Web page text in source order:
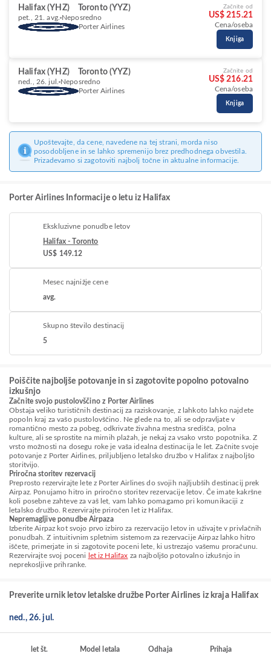
Halifax (YHZ) Toronto (YYZ)
pet., 21. avg. Neposredno
Porter Airlines
Začnite od
US$ 215.21
Cena/oseba
Knjiga
Halifax (YHZ) Toronto (YYZ)
ned., 26. jul.
Neposredno
Porter Airlines
Začnite od
US$ 216.21
Cena/oseba
Knjiga
Upoštevajte, da cene, navedene na tej strani, morda niso
posodobljene in se lahko spremenijo brez predhodnega obvestila.
Prizadevamo si zagotoviti najbolj točne in aktualne informacije.
Porter Airlines Informacije o letu iz Halifax
Ekskluzivne ponudbe letov
Halifax - Toronto
US$ 149.12
Mesec najnižje cene
avg.
Skupno število destinacij
5
Poiščite najboljše potovanje in si zagotovite popolno potovalno
izkušnjo
Začnite svojo pustolovščino z Porter Airlines
Obstaja veliko turističnih destinacij za raziskovanje, z lahkoto lahko najdete
popoln kraj za vašo pustolovščino. Ne glede na to, ali se odpravljate v
romantično mesto za pobeg, odkrivate živahna mestna središča, polna
kulture, ali se sprostite na mirnih plažah, je nekaj za vsako vrsto popotnika. Z
vrsto možnosti na dosegu roke je vaša idealna destinacija le let. Začnite svoje
potovanje z Porter Airlines, priljubljeno letalsko družbo v Halifax z najboljšo
storitvijo.
Priročna storitev rezervacij
Preprosto rezervirajte lete z Porter Airlines do svojih najljubših destinacij prek
Airpaz. Ponujamo hitro in priročno storitev rezervacije letov. Če imate kakršne
koli posebne zahteve za vaš let, vam lahko pomagamo pri komunikaciji z
letalsko družbo. Rezervirajte priročen let iz Halifax.
Nepremagljive ponudbe Airpaza
Izberite Airpaz kot svojo prvo izbiro za rezervacijo letov in uživajte v privlačnih
ponudbah. Z intuitivnim spletnim sistemom za rezervacije Airpaz lahko hitro
iščete, primerjate in si zagotovite poceni lete, ki ustrezajo vašemu proračunu.
Rezervirajte svoj poceni
let iz Halifax za najboljšo potovalno izkušnjo in
neprekosljive prihranke.
Preverite urnik letov letalske družbe Porter Airlines iz kraja Halifax
ned., 26. jul.
let št. Model letala Odhaja Prihaja